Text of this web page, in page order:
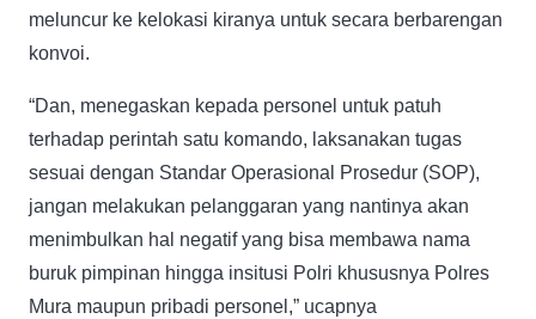
meluncur ke kelokasi kiranya untuk secara berbarengan
konvoi.
“Dan, menegaskan kepada personel untuk patuh
terhadap perintah satu komando, laksanakan tugas
sesuai dengan Standar Operasional Prosedur (SOP),
jangan melakukan pelanggaran yang nantinya akan
menimbulkan hal negatif yang bisa membawa nama
buruk pimpinan hingga insitusi Polri khususnya Polres
Mura maupun pribadi personel,” ucapnya